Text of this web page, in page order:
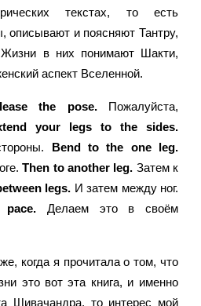
текстах, то есть
описывают и поясняют Тантру,
в них понимают Шакти,
аспект Вселенной.
the pose. Пожалуйста,
your legs to the sides.
Bend to the one leg.
Then to another leg. Затем к
legs.
Делаем это в своём
когда я прочитала о том, что
это вот эта книга, и именно
Шивачандра, то интерес мой